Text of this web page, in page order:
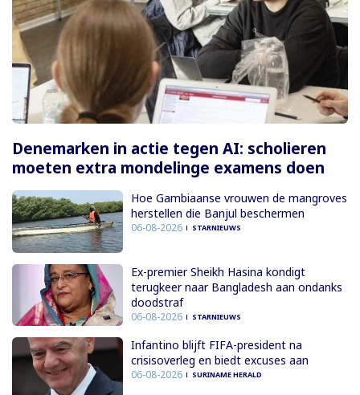
Denemarken in actie tegen AI: scholieren
moeten extra mondelinge examens doen
Hoe Gambiaanse vrouwen de mangroves
herstellen die Banjul beschermen
06-08-2026 STARNIEUWS
Ex-premier Sheikh Hasina kondigt
terugkeer naar Bangladesh aan ondanks
doodstraf
06-08-2026 STARNIEUWS
Infantino blijft FIFA-president na
crisisoverleg en biedt excuses aan
06-08-2026 SURINAME HERALD